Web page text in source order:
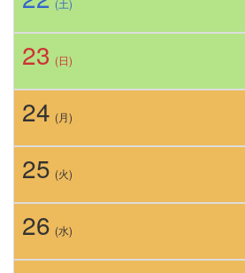
23 (日)
24 (月)
25 (火)
26 (水)